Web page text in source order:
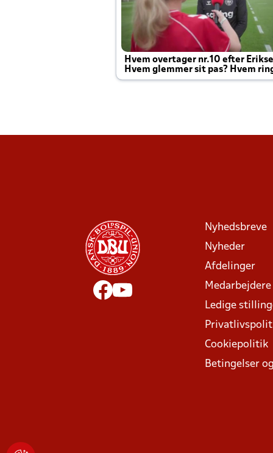
Hvem overtager nr.10 efter
Hvem glemmer sit pas? Hvem
Joachim altid til efter kampe?
Nyhedsbreve
Nyheder
Afdelinger
Medarbejdere
Ledige
Cookiepolitik
Betingelser